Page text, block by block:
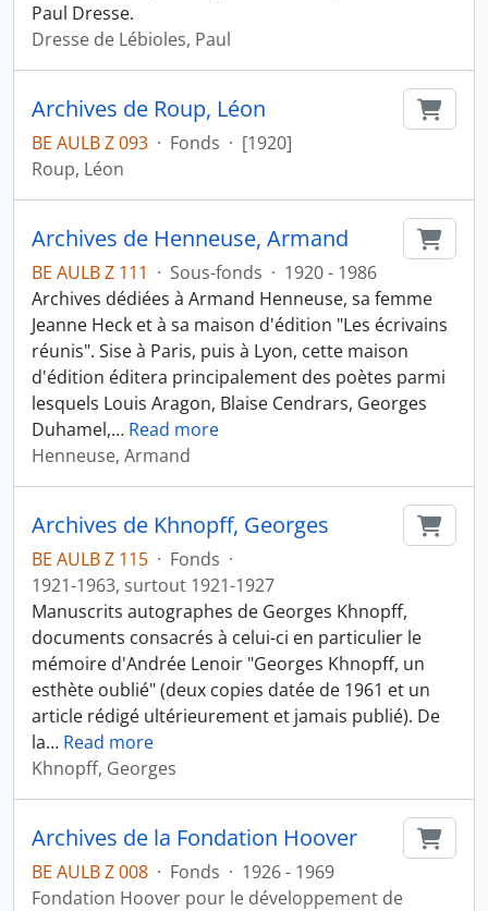
Paul Dresse.
Dresse de Lébioles, Paul
Archives de Roup, Léon
BE AULB Z 093 · Fonds · [1920]
Roup, Léon
Archives de Henneuse, Armand
BE AULB Z 111 · Sous-fonds · 1920 - 1986
Archives dédiées à Armand Henneuse, sa femme
Jeanne Heck et à sa maison d'édition "Les écrivains
réunis". Sise à Paris, puis à Lyon, cette maison
d'édition éditera principalement des poètes parmi
lesquels Louis Aragon, Blaise Cendrars, Georges
Duhamel,… Read more
Henneuse, Armand
Archives de Khnopff, Georges
BE AULB Z 115 · Fonds ·
1921-1963, surtout 1921-1927
Manuscrits autographes de Georges Khnopff,
documents consacrés à celui-ci en particulier le
mémoire d'Andrée Lenoir "Georges Khnopff, un
esthète oublié" (deux copies datée de 1961 et un
article rédigé ultérieurement et jamais publié). De
la… Read more
Khnopff, Georges
Archives de la Fondation Hoover
BE AULB Z 008 · Fonds · 1926 - 1969
Fondation Hoover pour le développement de